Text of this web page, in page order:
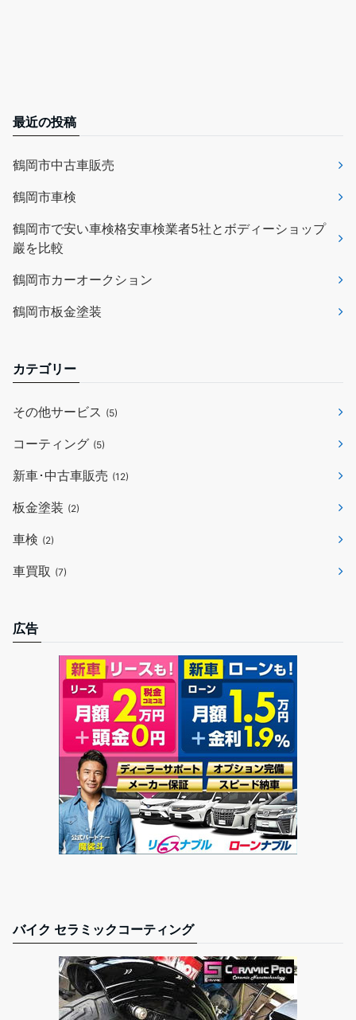
最近の投稿
鶴岡市中古車販売
鶴岡市車検
鶴岡市で安い車検格安車検業者5社とボディーショップ
巖を比較
鶴岡市カーオークション
鶴岡市板金塗装
カテゴリー
その他サービス (5)
コーティング (5)
新車･中古車販売 (12)
板金塗装 (2)
車検 (2)
車買取 (7)
広告
バイク セラミックコーティング